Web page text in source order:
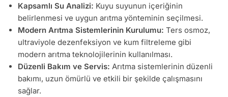
Kapsamlı Su Analizi: Kuyu suyunun içeriğinin
belirlenmesi ve uygun arıtma yönteminin seçilmesi.
Modern Arıtma Sistemlerinin Kurulumu: Ters osmoz,
ultraviyole dezenfeksiyon ve kum filtreleme gibi
modern arıtma teknolojilerinin kullanılması.
Düzenli Bakım ve Servis: Arıtma sistemlerinin düzenli
bakımı, uzun ömürlü ve etkili bir şekilde çalışmasını
sağlar.